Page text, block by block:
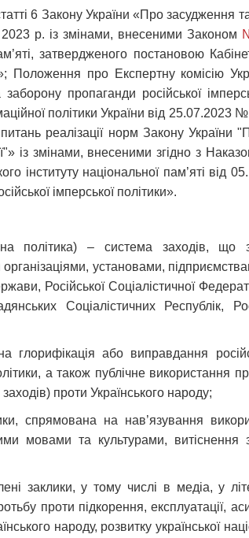
6 Закону України «Про засудження
р. із змінами, внесеними Законом
затвердженого постановою
Положення про Експертну комісію
пропаганди російської
політики України від
питань реалізації норм Закону
із змінами, внесеними згідно з
інституту національної пам’яті від
імперської політики».
політика) – система заходів,
установами,
Російської Соціалістичної
Соціалістичних Республік,
глорифікація або виправдання
а також публічне використання
проти Українського народу;
спрямована на нав’язування
мовами та культурами, витіснення
заклики, у тому числі в медіа, у
проти підкорення, експлуатації,
народу, розвитку української